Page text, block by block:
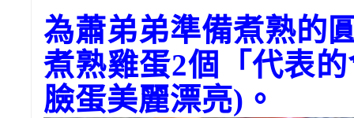
為蕭弟弟準備煮熟的
煮熟雞蛋2個「代表
臉蛋美麗漂亮)。